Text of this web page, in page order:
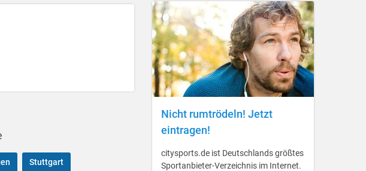
Stuttgart
Nicht rumtrödeln! Jetzt
eintragen!
citysports.de ist Deutschlands größtes
Sportanbieter-Verzeichnis im Internet.